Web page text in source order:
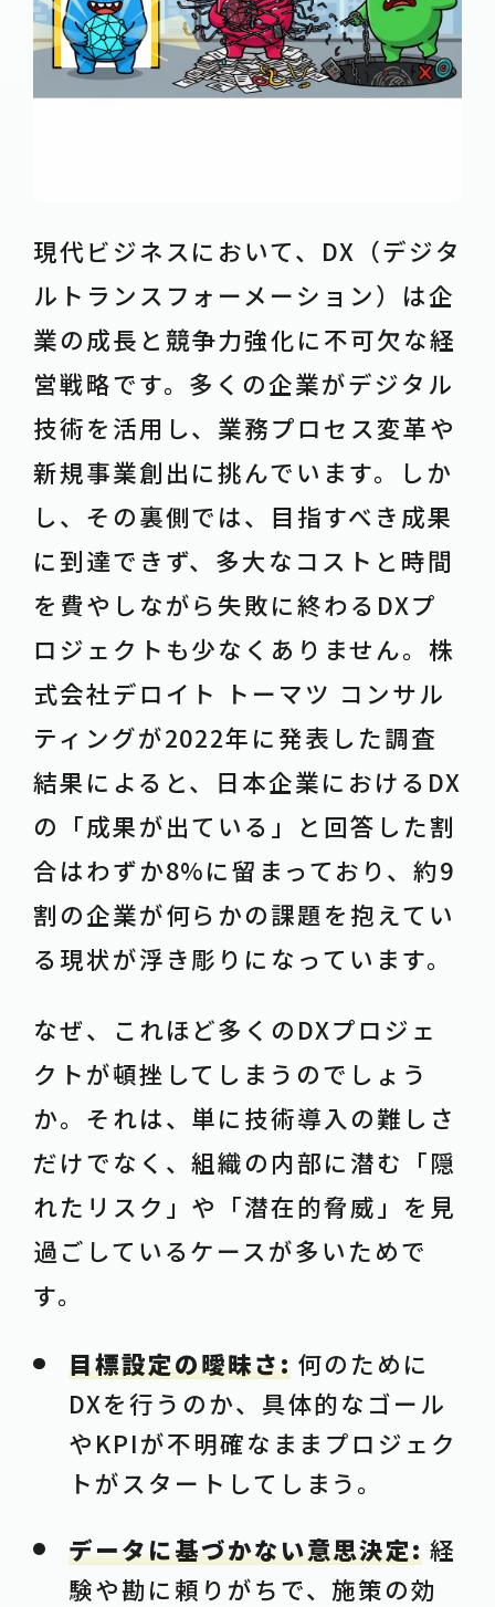
現代ビジネスにおいて、DX（デジタ
ルトランスフォーメーション）は企
業の成長と競争力強化に不可欠な経
営戦略です。多くの企業がデジタル
技術を活用し、業務プロセス変革や
新規事業創出に挑んでいます。しか
し、その裏側では、目指すべき成果
に到達できず、多大なコストと時間
を費やしながら失敗に終わるDXプ
ロジェクトも少なくありません。株
式会社デロイト トーマツ コンサル
ティングが2022年に発表した調査
結果によると、日本企業におけるDX
の「成果が出ている」と回答した割
合はわずか8%に留まっており、約9
割の企業が何らかの課題を抱えてい
る現状が浮き彫りになっています。
なぜ、これほど多くのDXプロジェ
クトが頓挫してしまうのでしょう
か。それは、単に技術導入の難しさ
だけでなく、組織の内部に潜む「隠
れたリスク」や「潜在的脅威」を見
過ごしているケースが多いためで
す。
目標設定の曖昧さ:何のために
DXを行うのか、具体的なゴール
やKPIが不明確なままプロジェク
トがスタートしてしまう。
データに基づかない意思決定: 経
験や勘に頼りがちで、施策の効